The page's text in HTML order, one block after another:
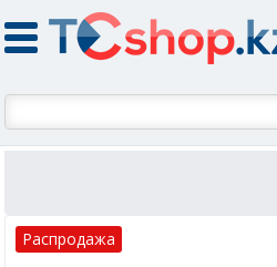
Форма поиска
Распродажа